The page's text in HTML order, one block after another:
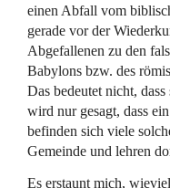
einen Abfall vom
gerade vor der
Abgefallenen zu den
Babylons bzw. des
Das bedeutet nicht,
wird nur gesagt, dass
befinden sich viele
Gemeinde und lehren
Es erstaunt mich,